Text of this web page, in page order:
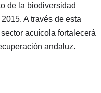
de la biodiversidad
A través de esta
acuícola fortalecerá
andaluz.